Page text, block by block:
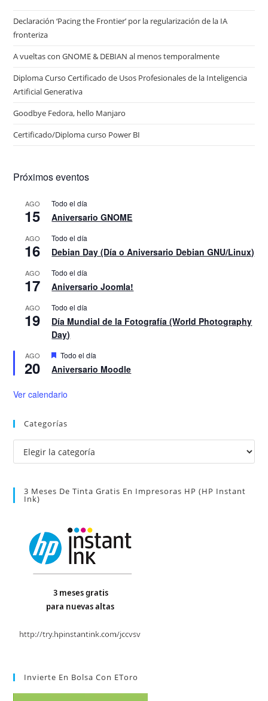
Declaración ‘Pacing the Frontier’ por la regularización de la IA
fronteriza
A vueltas con GNOME & DEBIAN al menos temporalmente
Diploma Curso Certificado de Usos Profesionales de la Inteligencia
Artificial Generativa
Goodbye Fedora, hello Manjaro
Certificado/Diploma curso Power BI
Próximos eventos
AGO
15
Todo el día
Aniversario GNOME
AGO
16
Todo el día
Debian Day (Día o Aniversario Debian GNU/Linux)
AGO
17
Todo el día
Aniversario Joomla!
AGO
19
Todo el día
Día Mundial de la Fotografía (World Photography
Day)
AGO
20
D
e
s
a
d
Todo el día
Aniversario Moodle
Ver calendario
Categorías
Categorías
3 Meses De Tinta Gratis En Impresoras HP (HP Instant
Ink)
Invierte En Bolsa Con EToro